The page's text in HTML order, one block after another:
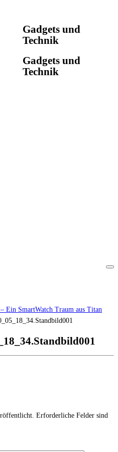
Gadgets und
Technik
Gadgets und
Technik
Ein SmartWatch Traum aus Titan
Erforderliche Felder sind